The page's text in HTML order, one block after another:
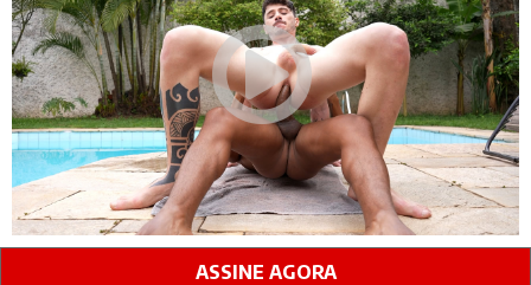
ASSINE AGORA